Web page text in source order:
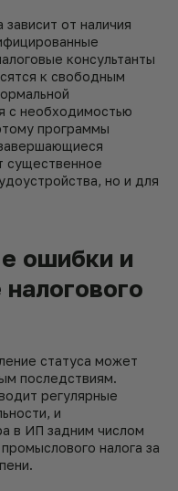
от наличия
консультанты
к свободным
с необходимостью
программы
существенное
но и для
ошибки и
статуса может
последствиям.
регулярные
и
в ИП задним числом
налога за